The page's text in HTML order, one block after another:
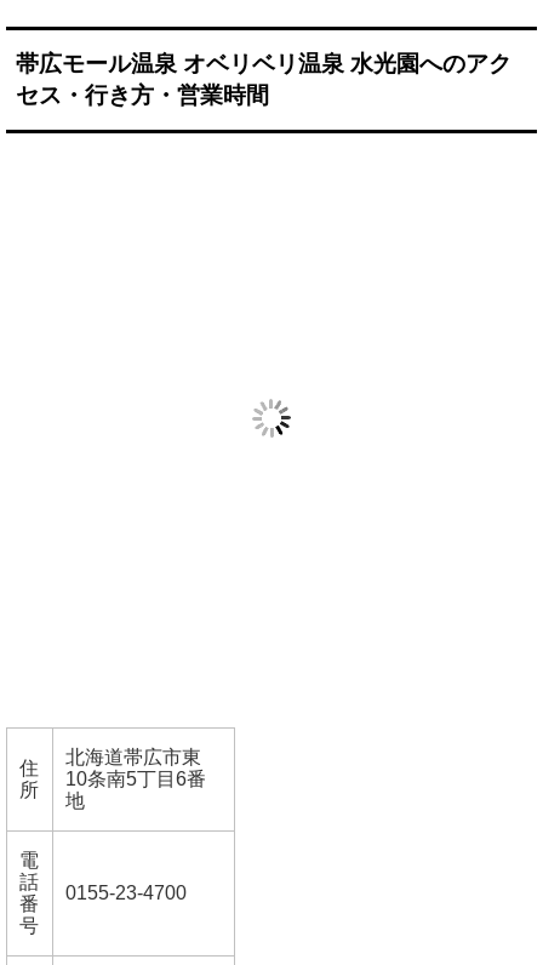
帯広モール温泉 オベリベリ温泉 水光園へのアク
セス・行き方・営業時間
住
所
北海道帯広市東
10条南5丁目6番
地
電
話
番
号
0155-23-4700